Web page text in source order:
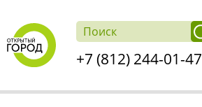
+7 (812) 244-01-47